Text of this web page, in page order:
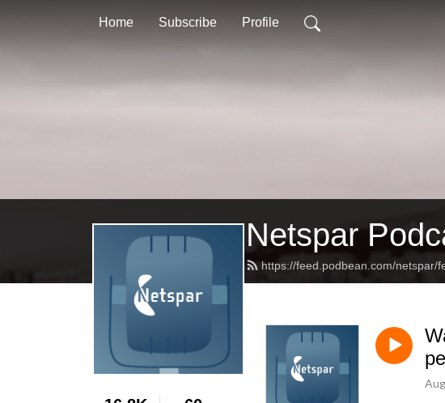
Home Subscribe Profile
Netspar
https://feed.podbean.com/netspar/